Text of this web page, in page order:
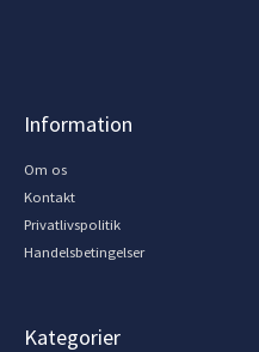
Information
Om os
Kontakt
Privatlivspolitik
Handelsbetingelser
Kategorier